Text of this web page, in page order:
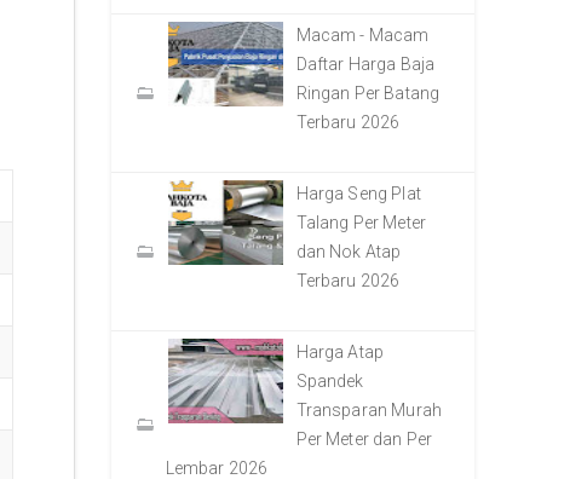
Macam - Macam
Daftar Harga Baja
Ringan Per Batang
Terbaru 2026
Harga Seng Plat
Talang Per Meter
dan Nok Atap
Terbaru 2026
Harga Atap
Spandek
Transparan Murah
Per Meter dan Per
Lembar 2026